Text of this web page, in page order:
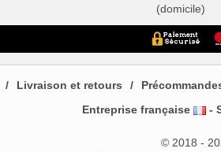
(domicile)
Livraison et retours
Entreprise française
-
© 2018 -